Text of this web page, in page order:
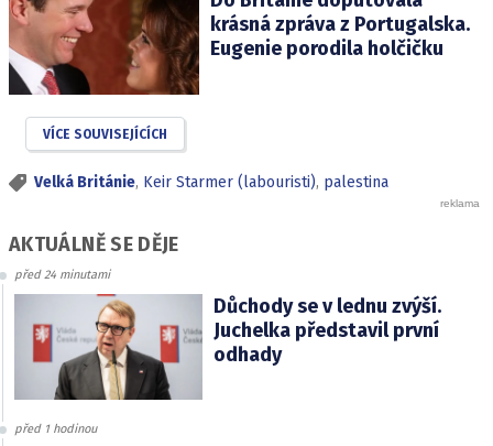
krásná zpráva z Portugalska.
Eugenie porodila holčičku
VÍCE SOUVISEJÍCÍCH
Velká Británie, Keir Starmer (labouristi), palestina
AKTUÁLNĚ SE DĚJE
před 24 minutami
Důchody se v lednu zvýší.
Juchelka představil první
odhady
před 1 hodinou